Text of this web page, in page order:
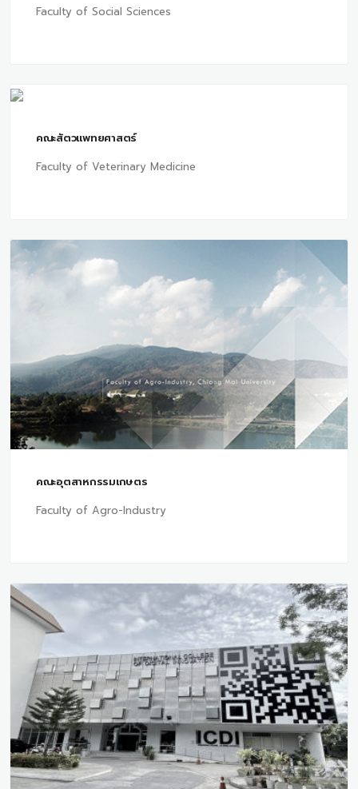
Faculty of Social Sciences
คณะสัตวแพทยศาสตร์
Faculty of Veterinary Medicine
คณะอุตสาหกรรมเกษตร
Faculty of Agro-Industry